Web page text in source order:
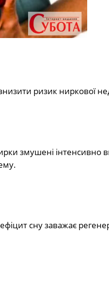
ризик ниркової
змушені інтенсивно
сну заважає